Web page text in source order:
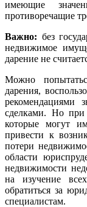
имеющие
противоречащие
Важно: без
недвижимое
дарение не
Можно
дарения,
сделками. Но
которые могут
привести к
потери
области
недвижимости
на изучение
обратиться за
специалистам.